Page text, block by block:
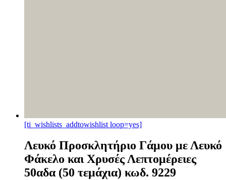
[ti_wishlists_addtowishlist loop=yes]
Λευκό Προσκλητήριο Γάμου με Λευκό
Φάκελο και Χρυσές Λεπτομέρειες
50αδα (50 τεμάχια) κωδ. 9229